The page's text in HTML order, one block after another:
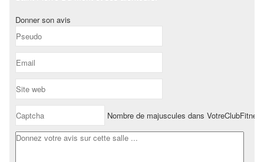
Donner son avis
Nombre de majuscules dans